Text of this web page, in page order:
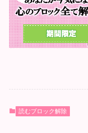
読むブロック解除